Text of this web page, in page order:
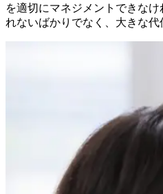
を適切にマネジメントできな
れないばかりでなく、大きな代